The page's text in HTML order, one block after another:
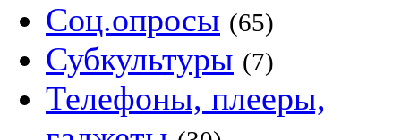
Соц.опросы (65)
Субкультуры (7)
Телефоны, плееры,